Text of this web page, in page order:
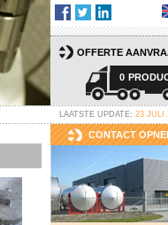
OFFERTE
0
LAATSTE UPDATE: 23 JULI
CONTACT